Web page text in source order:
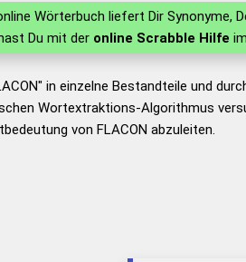
Wörterbuch liefert Dir Synonyme,
Du mit der online Scrabble Hilfe
in einzelne Bestandteile und
Wortextraktions-Algorithmus
von FLACON abzuleiten.